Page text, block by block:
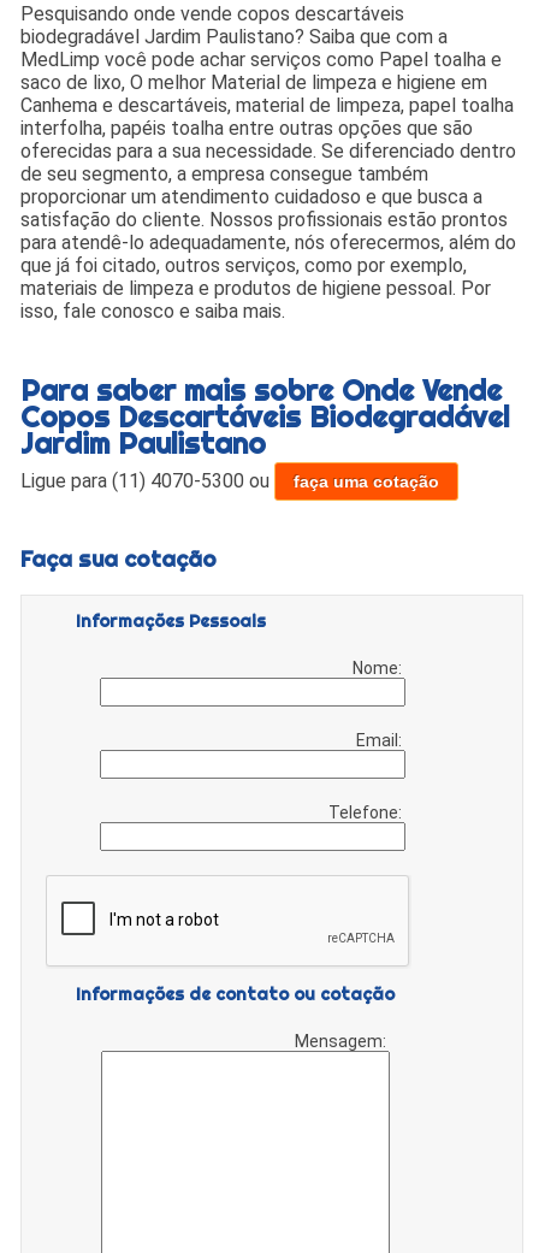
Pesquisando onde vende copos descartáveis
biodegradável Jardim Paulistano? Saiba que com a
MedLimp você pode achar serviços como Papel toalha e
saco de lixo, O melhor Material de limpeza e higiene em
Canhema e descartáveis, material de limpeza, papel toalha
interfolha, papéis toalha entre outras opções que são
oferecidas para a sua necessidade. Se diferenciado dentro
de seu segmento, a empresa consegue também
proporcionar um atendimento cuidadoso e que busca a
satisfação do cliente. Nossos profissionais estão prontos
para atendê-lo adequadamente, nós oferecermos, além do
que já foi citado, outros serviços, como por exemplo,
materiais de limpeza e produtos de higiene pessoal. Por
isso, fale conosco e saiba mais.
Para saber mais sobre Onde Vende
Copos Descartáveis Biodegradável
Jardim Paulistano
Ligue para(11) 4070-5300 ou faça uma cotação
Faça sua cotação
Informações Pessoais
Nome:
Email:
Telefone:
Informações de contato ou cotação
Mensagem: